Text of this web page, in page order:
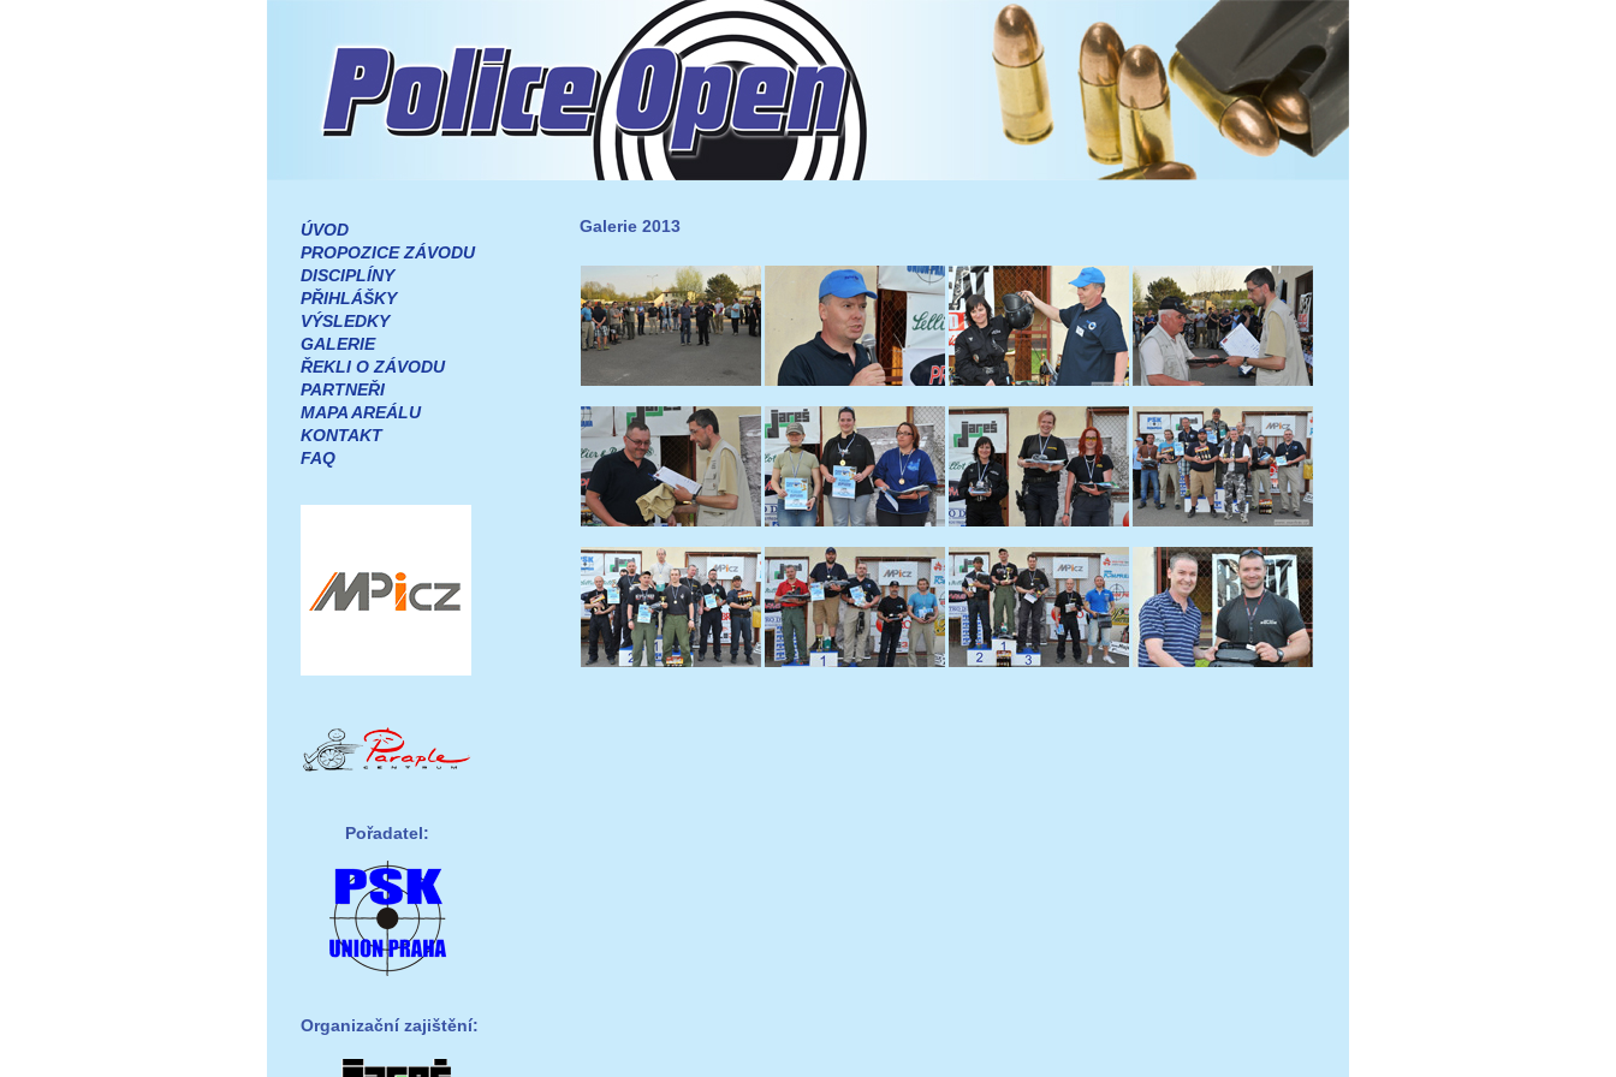
ÚVOD
PROPOZICE ZÁVODU
DISCIPLÍNY
PŘIHLÁŠKY
VÝSLEDKY
GALERIE
ŘEKLI O ZÁVODU
PARTNEŘI
MAPA AREÁLU
KONTAKT
FAQ
Pořadatel:
Organizační zajištění:
Galerie 2013